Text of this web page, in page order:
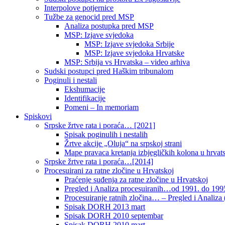
Interpolove potjernice
Tužbe za genocid pred MSP
Analiza postupka pred MSP
MSP: Izjave svjedoka
MSP: Izjave svjedoka Srbije
MSP: Izjave svjedoka Hrvatske
MSP: Srbija vs Hrvatska – video arhiva
Sudski postupci pred Haškim tribunalom
Poginuli i nestali
Ekshumacije
Identifikacije
Pomeni – In memoriam
Spiskovi
Srpske žrtve rata i poraća… [2021]
Spisak poginulih i nestalih
Žrtve akcije „Oluja“ na srpskoj strani
Mape pravaca kretanja izbjegličkih kolona u
Srpske žrtve rata i poraća…[2014]
Procesuirani za ratne zločine u Hrvatskoj
Praćenje suđenja za ratne zločine u Hrvatskoj
Pregled i Analiza procesuiranih…od 1991. do
Procesuiranje ratnih zločina… – Pregled i Analiza
Spisak DORH 2013 mart
Spisak DORH 2010 septembar